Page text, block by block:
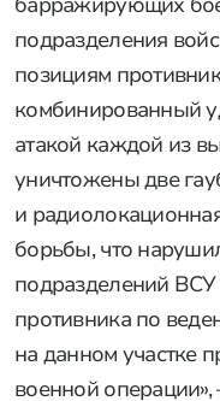
подразделения
позициям
комбинированный
атакой каждой из
уничтожены две
и
борьбы, что
подразделений
противника по
на данном участке
военной